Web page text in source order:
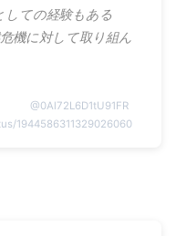
ての経験もある
機に対して取り組ん
@0Al72L6D1tU91FR
1944586311329026060